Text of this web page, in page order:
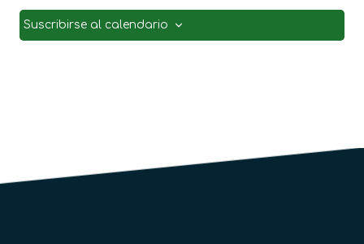
Suscribirse al calendario